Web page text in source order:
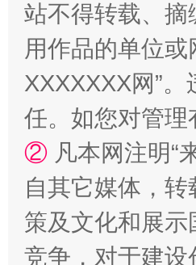
站不得转载、
用作品的单位
XXXXXXX网”
任。如您对管
② 凡本网注明“
自其它媒体，
策及文化和展
竞争，对于建